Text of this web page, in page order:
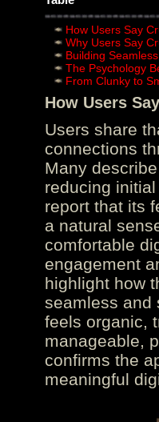
How Users Say
Why Users Say
Building
The Psychology
From Clunky to
How Users
Users share
connections
Many
reducing
report that its
a natural
comfortable
engagement
highlight how
seamless and
feels organic,
manageable,
confirms the
meaningful